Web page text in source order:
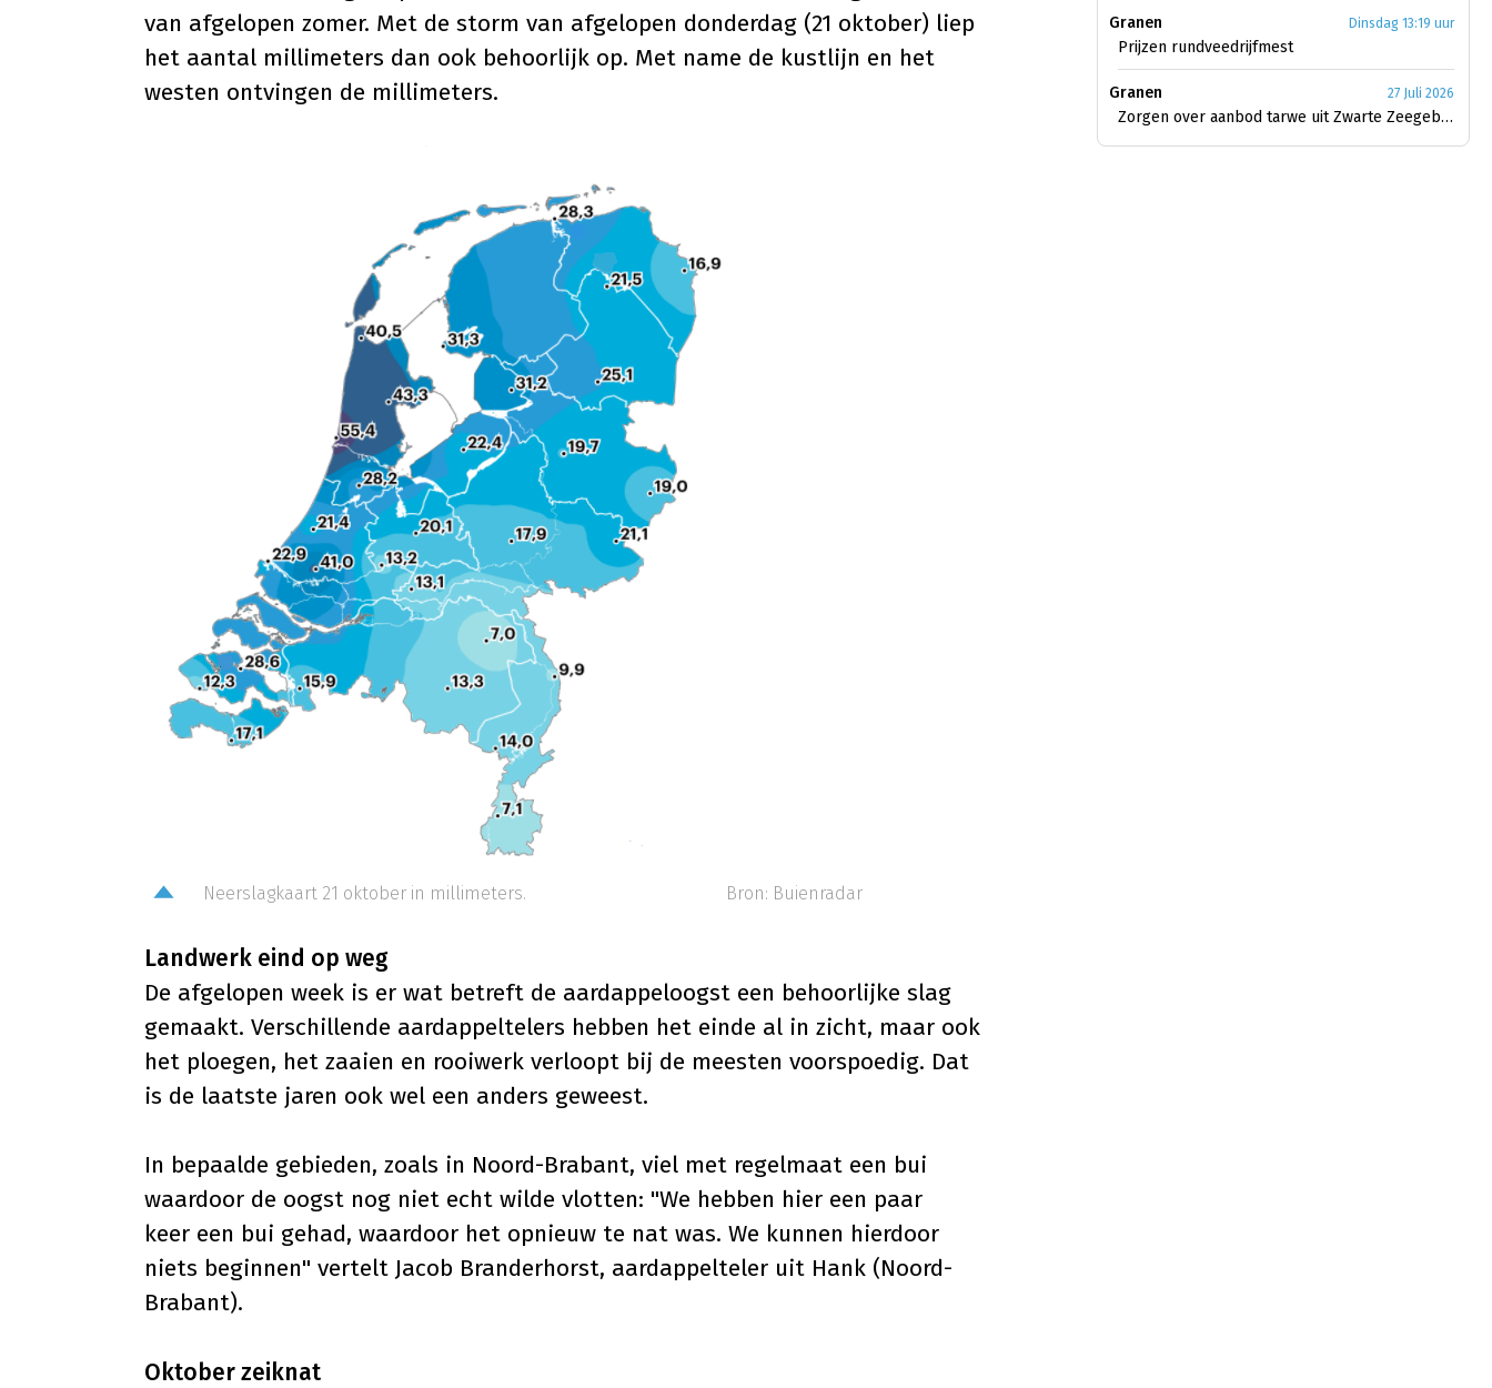
van afgelopen zomer. Met de storm van afgelopen donderdag (21 oktober) liep
het aantal millimeters dan ook behoorlijk op. Met name de kustlijn en het
westen ontvingen de millimeters.
Neerslagkaart 21 oktober in millimeters. Bron: Buienradar
Landwerk eind op weg
De afgelopen week is er wat betreft de aardappeloogst een behoorlijke slag
gemaakt. Verschillende aardappeltelers hebben het einde al in zicht, maar ook
het ploegen, het zaaien en rooiwerk verloopt bij de meesten voorspoedig. Dat
is de laatste jaren ook wel een anders geweest.
In bepaalde gebieden, zoals in Noord-Brabant, viel met regelmaat een bui
waardoor de oogst nog niet echt wilde vlotten: "We hebben hier een paar
keer een bui gehad, waardoor het opnieuw te nat was. We kunnen hierdoor
niets beginnen" vertelt Jacob Branderhorst, aardappelteler uit Hank (Noord-
Brabant).
Oktober zeiknat
Granen Dinsdag 13:19 uur
Prijzen rundveedrijfmest
Granen 27 Juli 2026
Zorgen over aanbod tarwe uit Zwarte Zeegebied